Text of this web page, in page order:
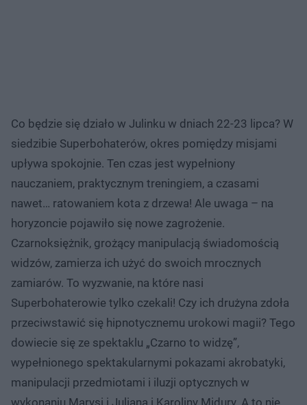
Co będzie się działo w Julinku w dniach 22-23 lipca? W
siedzibie Superbohaterów, okres pomiędzy misjami
upływa spokojnie. Ten czas jest wypełniony
nauczaniem, praktycznym treningiem, a czasami
nawet… ratowaniem kota z drzewa! Ale uwaga – na
horyzoncie pojawiło się nowe zagrożenie.
Czarnoksiężnik, grożący manipulacją świadomością
widzów, zamierza ich użyć do swoich mrocznych
zamiarów. To wyzwanie, na które nasi
Superbohaterowie tylko czekali! Czy ich drużyna zdoła
przeciwstawić się hipnotycznemu urokowi magii? Tego
dowiecie się ze spektaklu „Czarno to widzę”,
wypełnionego spektakularnymi pokazami akrobatyki,
manipulacji przedmiotami i iluzji optycznych w
wykonaniu Marysi i Juliana i Karoliny Midury. A to nie